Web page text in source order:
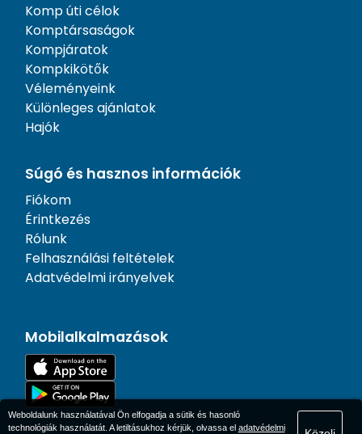
Komp úti célok
Komptársaságok
Kompjáratok
Kompkikötők
Véleményeink
Különleges ajánlatok
Hajók
Súgó és hasznos információk
Fiókom
Érintkezés
Rólunk
Felhasználási feltételek
Adatvédelmi irányelvek
Mobilalkalmazások
Weboldalunk használatával Ön elfogadja a sütik és hasonló
technológiák használatát. A letiltásukhoz kérjük, olvassa el adatvédelmi